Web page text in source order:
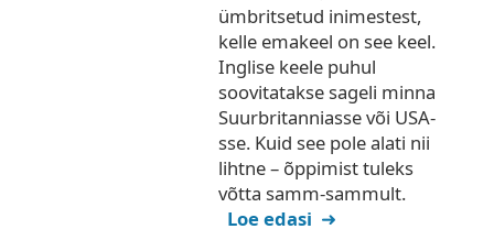
ümbritsetud inimestest,
kelle emakeel on see keel.
Inglise keele puhul
soovitatakse sageli minna
Suurbritanniasse või USA-
sse. Kuid see pole alati nii
lihtne – õppimist tuleks
võtta samm-sammult.
Loe edasi